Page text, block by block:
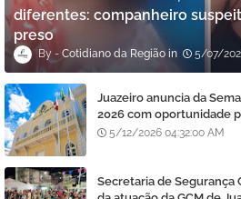
diferentes: companheiro
preso
Cotidiano da Região 5/07/
Juazeiro anuncia da
2026 com oportunidade
5/12/2026 04:32:00 AM
Secretaria de Segurança